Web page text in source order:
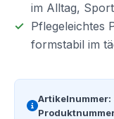
im Alltag,
Pflegeleichtes
formstabil im
Artikelnummer: